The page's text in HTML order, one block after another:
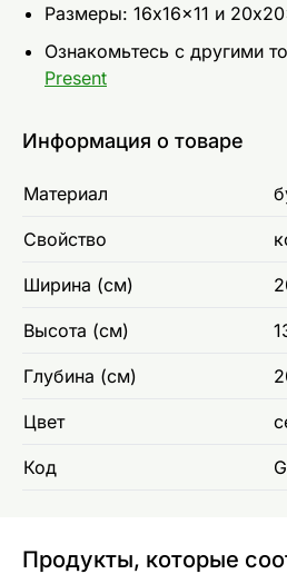
Размеры: 16x16x11 и
Ознакомьтесь с другими
Present
Информация о товаре
Материал
Свойство
Ширина (см)
Высота (см)
Глубина (см)
Цвет
Код
Продукты, которые